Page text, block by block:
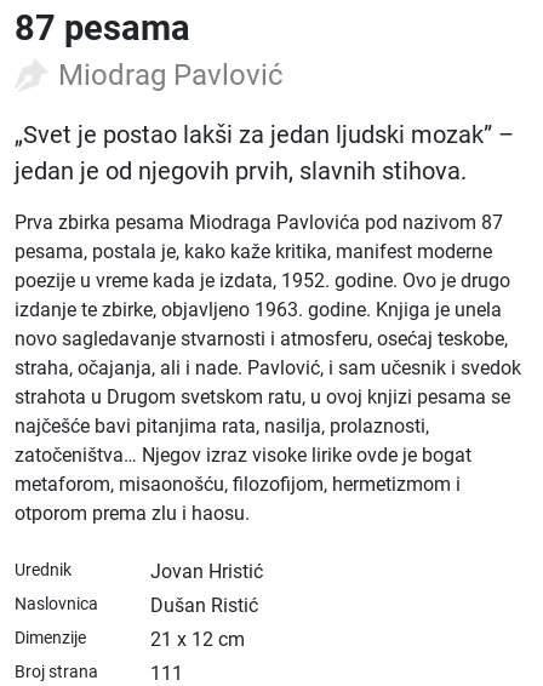
87 pesama
Miodrag Pavlović
„Svet je postao lakši za jedan ljudski mozak” –
jedan je od njegovih prvih, slavnih stihova.
Prva zbirka pesama Miodraga Pavlovića pod nazivom 87
pesama, postala je, kako kaže kritika, manifest moderne
poezije u vreme kada je izdata, 1952. godine. Ovo je drugo
izdanje te zbirke, objavljeno 1963. godine. Knjiga je unela
novo sagledavanje stvarnosti i atmosferu, osećaj teskobe,
straha, očajanja, ali i nade. Pavlović, i sam učesnik i svedok
strahota u Drugom svetskom ratu, u ovoj knjizi pesama se
najčešće bavi pitanjima rata, nasilja, prolaznosti,
zatočeništva… Njegov izraz visoke lirike ovde je bogat
metaforom, misaonošću, filozofijom, hermetizmom i
otporom prema zlu i haosu.
Urednik Jovan Hristić
Naslovnica Dušan Ristić
Dimenzije 21 x 12 cm
Broj strana 111